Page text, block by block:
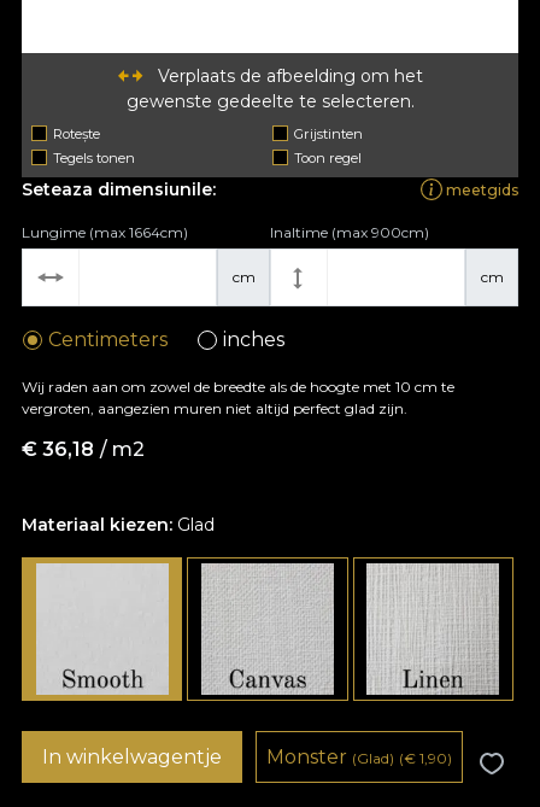
Verplaats de afbeelding om het
gewenste gedeelte te selecteren.
Rotește
Grijstinten
Tegels tonen
Toon regel
Materiaal kiezen: Glad
Seteaza dimensiunile: meetgids
cm
Lungime (max 1664cm)
cm
Inaltime (max 900cm)
Centimeters inches
Wij raden aan om zowel de breedte als de hoogte met 10 cm te
vergroten, aangezien muren niet altijd perfect glad zijn.
€ 36,18 / m2
In winkelwagentje Monster (Glad) (€ 1,90)